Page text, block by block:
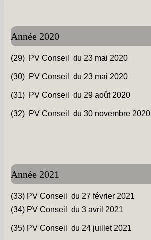
Année 2020
(29) PV Conseil du 23 mai 2020
(30) PV Conseil du 23 mai 2020
(31) PV Conseil du 29 août 2020
(32) PV Conseil du 30 novembre 2020
Année 2021
(33) PV Conseil du 27 février 2021
(34) PV Conseil du 3 avril 2021
(35) PV Conseil du 24 juillet 2021